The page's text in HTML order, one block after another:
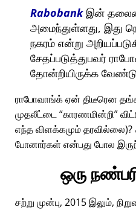
Rabobankஇன்
அமைந்துள்ளது, இது
நகரம் என்று
சேதப்படுத்துபவர்
தோன்றியிருக்க
ராபோவாங்க் ஏன் திடீரென
முதலீட்டை காரணமின்றி
எந்த விளக்கமும்
போனார்கள் என்பது போல
ஒரு
சற்று முன்பு, 2015 இலும்,